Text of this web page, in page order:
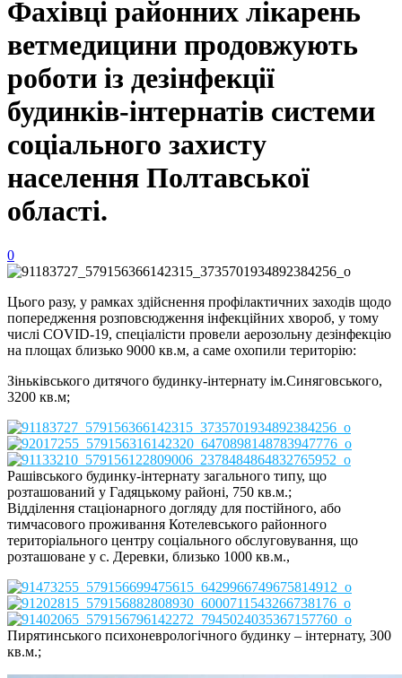
Фахівці районних лікарень
ветмедицини продовжують
роботи із дезінфекції
будинків-інтернатів системи
соціального захисту
населення Полтавської
області.
0
Цього разу, у рамках здійснення профілактичних заходів щодо
попередження розповсюдження інфекційних хвороб, у тому
числі COVID-19, спеціалісти провели аерозольну дезінфекцію
на площах близько 9000 кв.м, а саме охопили територію:
Зіньківського дитячого будинку-інтернату ім.Синяговського,
3200 кв.м;
Рашівського будинку-інтернату загального типу, що
розташований у Гадяцькому районі, 750 кв.м.;
Відділення стаціонарного догляду для постійного, або
тимчасового проживання Котелевського районного
територіального центру соціального обслуговування, що
розташоване у с. Деревки, близько 1000 кв.м.,
Пирятинського психоневрологічного будинку – інтернату, 300
кв.м.;